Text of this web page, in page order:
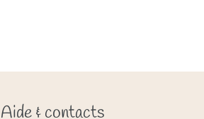
Aide & contacts